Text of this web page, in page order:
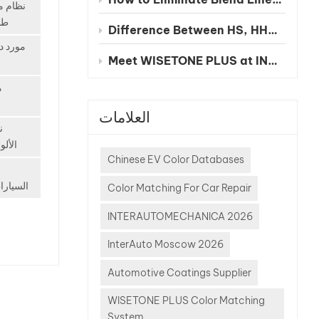
Difference Between HS, HHS and UHS Clearcoat
Meet WISETONE PLUS at INA PAACE Automechanika Mexico City 2026 – BOOTH NO. 1826-2
العلامات
Chinese EV Color Databases
Color Matching For Car Repair
INTERAUTOMECHANICA 2026
InterAuto Moscow 2026
Automotive Coatings Supplier
WISETONE PLUS Color Matching
سريعة
الخلط
غالباً
نظام
مورد